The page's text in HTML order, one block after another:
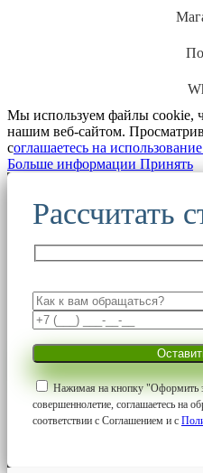
Мы используем файлы cookie,
нашим веб-сайтом.
соглашаетесь на
Больше информации Больше
Принять
Рассчитать
Нажимая на кнопку "Оформить
совершеннолетие, соглашаетесь на
соответствии с Соглашением и с